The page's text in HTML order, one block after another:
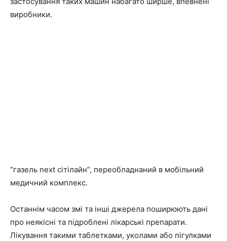
виробники.
“газель next сітілайн”, переобладнаний в мобільний
медичний комплекс.
Останнім часом змі та інші джерела поширюють дані
про неякісні та підроблені лікарські препарати.
Лікування такими таблетками, уколами або пігулками